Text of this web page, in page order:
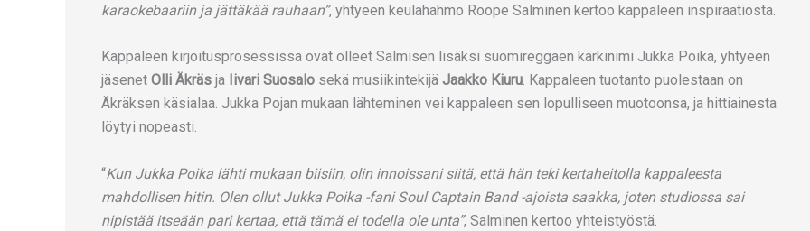
karaokebaariin ja jättäkää rauhaan”, yhtyeen keulahahmo Roope Salminen kertoo kappaleen inspiraatiosta.
Kappaleen kirjoitusprosessissa ovat olleet Salmisen lisäksi suomireggaen kärkinimi Jukka Poika, yhtyeen
jäsenet Olli Äkräs ja Iivari Suosalo sekä musiikintekijä Jaakko Kiuru. Kappaleen tuotanto puolestaan on
Äkräksen käsialaa. Jukka Pojan mukaan lähteminen vei kappaleen sen lopulliseen muotoonsa, ja hittiainesta
löytyi nopeasti.
“Kun Jukka Poika lähti mukaan biisiin, olin innoissani siitä, että hän teki kertaheitolla kappaleesta
mahdollisen hitin. Olen ollut Jukka Poika -fani Soul Captain Band -ajoista saakka, joten studiossa sai
nipistää itseään pari kertaa, että tämä ei todella ole unta”, Salminen kertoo yhteistyöstä.